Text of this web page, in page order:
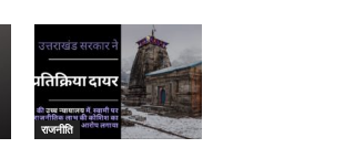
राजनीति